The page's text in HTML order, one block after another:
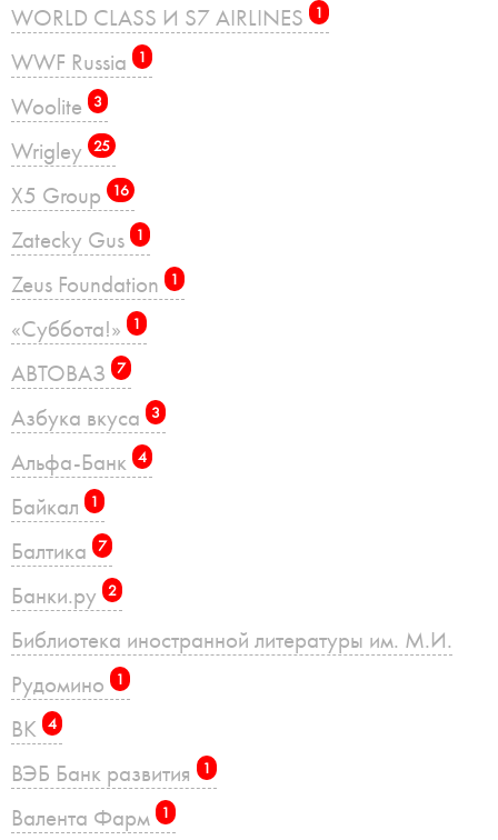
WORLD CLASS И S7 AIRLINES 1
WWF Russia 1
Woolite 3
Wrigley 25
X5 Group 16
Zatecky Gus 1
Zeus Foundation 1
«Суббота!» 1
АВТОВАЗ 7
Азбука вкуса 3
Альфа-Банк 4
Байкал 1
Балтика 7
Банки.ру 2
Библиотека иностранной литературы им. М.И.
Рудомино
1
ВК 4
ВЭБ Банк развития 1
Валента Фарм 1